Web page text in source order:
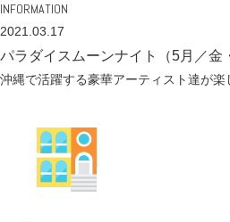
INFORMATION
2021.03.17
パラダイスムーンナイト（5月／金
沖縄で活躍する豪華アーティスト達が